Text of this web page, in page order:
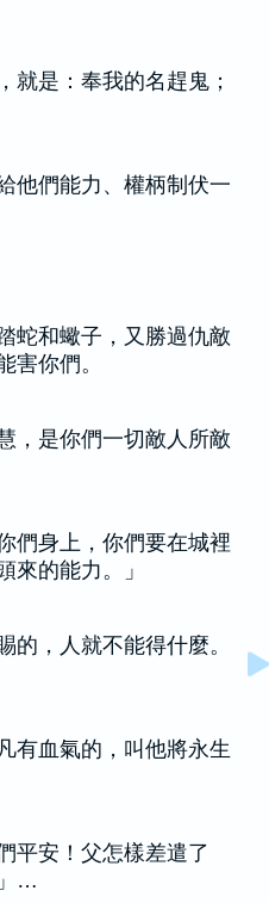
就是：奉我的名趕鬼；
他們能力、權柄制伏一
蛇和蠍子，又勝過仇敵
害你們。
，是你們一切敵人所敵
們身上，你們要在城裡
來的能力。」
的，人就不能得什麼。
有血氣的，叫他將永生
平安！父怎樣差遣了
…